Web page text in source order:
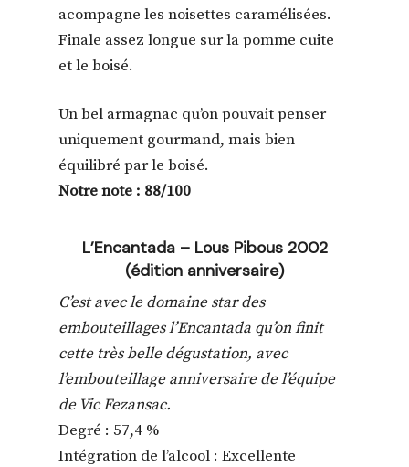
acompagne les noisettes caramélisées.
Finale assez longue sur la pomme cuite
et le boisé.
Un bel armagnac qu’on pouvait penser
uniquement gourmand, mais bien
équilibré par le boisé.
Notre note : 88/100
L’Encantada – Lous Pibous 2002
(édition anniversaire)
C’est avec le domaine star des
embouteillages l’Encantada qu’on finit
cette très belle dégustation, avec
l’embouteillage anniversaire de l’équipe
de Vic Fezansac.
Degré : 57,4 %
Intégration de l’alcool : Excellente